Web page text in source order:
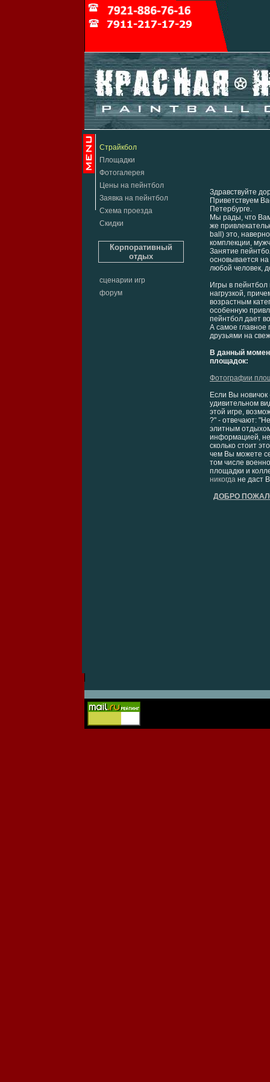
Страйкбол
Площадки
Фотогалерея
Цены на пейнтбол
Заявка на пейнтбол
Схема проезда
Скидки
Корпоративный
отдых
сценарии игр
форум
Здравствуйте
Приветствуем
Петербурге.
Мы рады, что
же
ball) это,
комплекции,
Занятие
основывается
любой человек,
Игры в пейнтбол
нагрузкой,
возрастным
особенную
пейнтбол дает
А самое главное
друзьями на
В данный
площадок:
Фотографии
Если Вы
удивительном
этой игре,
?" - отвечают:
элитным
информацией, не
сколько стоит
чем Вы можете
том числе
площадки и
никогда не даст
ДОБРО